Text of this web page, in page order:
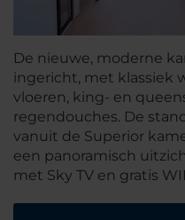
De nieuwe, moderne
ingericht, met klassiek
vloeren, king- en
regendouches. De
vanuit de Superior
een panoramisch
met Sky TV en gratis